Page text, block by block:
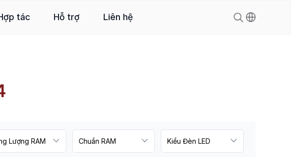
tác Hỗ trợ Liên hệ